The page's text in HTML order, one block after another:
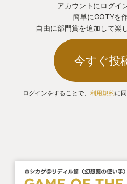
アカウントにログイ
簡単にGOTYを
自由に部門賞を追加して楽
今すぐ投
ログインをすることで、 利用規約に